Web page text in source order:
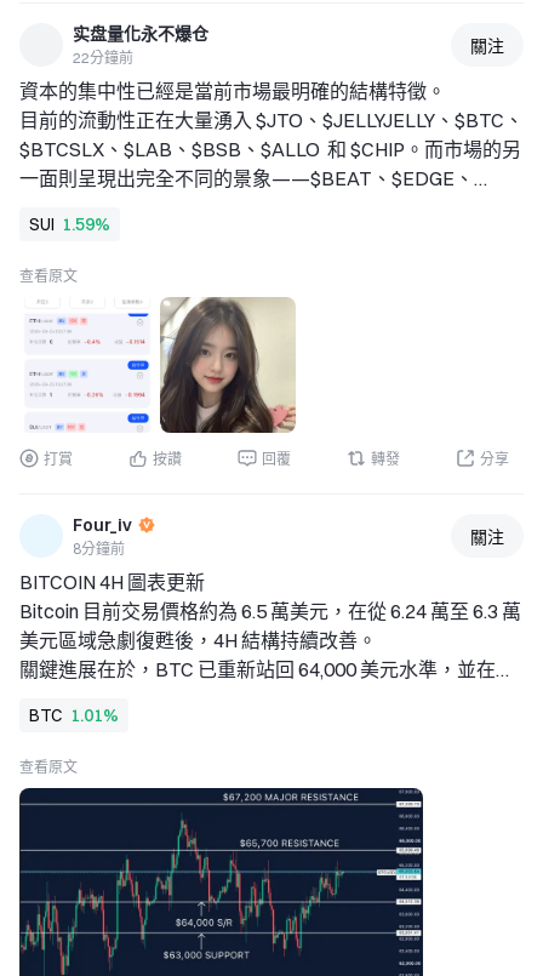
实盘量化永不爆仓
22分鐘前
關注
資本的集中性已經是當前市場最明確的結構特徵。
目前的流動性正在大量湧入 $JTO、$JELLYJELLY、$BTC、
$BTCSLX、$LAB、$BSB、$ALLO  和 $CHIP。而市場的另
一面則呈現出完全不同的景象——$BEAT、$EDGE、
$AVNT、$ZAMA、$OFC、$PIEVERSE、$VIRTUAL、
$ACU、$H  和 $MEGA  等標的正在明顯失去動能。📉
我當前的重點觀察名單包括 $MEME、$EDEN、$HUMA、
$ZKP  和 $METIS，這幾個正在等待進一步的訊號確認。👀
從全局來看，市場結構非常清晰：$BTC  仍然是推動整個市
場流動性的核心引擎，$ETH  以穩定且耐心的節奏在累積，
$SOL  依然是表現最強的高貝塔 Layer 1 之一。$TAO  和
$WLD  正在借助 AI 敘事獲得真實動能支持，$HYPE  是當
前衡量風險偏好最直接的即時指標，而 $DOGE  和 $ZEC  則
這個週期反覆驗證了一個規律：最大的機會往往出現在一切
變得顯而易見之前。當所有時間框架都翻綠、人群開始尖叫
時，輕鬆的利潤早已被吃完。
我的操作紀律不會改變：跟隨真正的資本流向，在加倉前讓
市場確認你的判斷，並始終保持充足的現金儲備——持有現
金永遠比掛在樹上被動
SUI 1.59%
查看原文
打賞 按讚 回覆 轉發 分享
Four_iv
8分鐘前
關注
BITCOIN 4H 圖表更新
Bitcoin 目前交易價格約為 6.5 萬美元，在從 6.24 萬至 6.3 萬
美元區域急劇復甦後，4H 結構持續改善。
關鍵進展在於，BTC 已重新站回 64,000 美元水準，並在目
個主要阻力區。
以下是我們對該結構的看法：
• 64,000 美元目前是關鍵短期支撐／阻力水準。BTC 已重新
站回該水準並維持在其上方，這使短期結構保持建設性。
• 65,000 美元是目前正在測試的即時區域。價格目前幾乎正
好位於此處，因此接下來幾根 4H K 線收盤相當重要。
• 65,700 美元是正上方的主要阻力。該水準多次限制價格上
行，仍是 Bitcoin 必須果斷重新站回的關鍵水準，才能開啟
下一段上漲。
BTC 1.01%
查看原文